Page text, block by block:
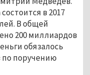
в 2017
В общей
200 миллиардов
обязалось
по поручению